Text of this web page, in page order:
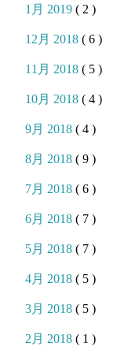
1月 2019( 2 )
12月 2018( 6 )
11月 2018( 5 )
10月 2018( 4 )
9月 2018( 4 )
8月 2018( 9 )
7月 2018( 6 )
6月 2018( 7 )
5月 2018( 7 )
4月 2018( 5 )
3月 2018( 5 )
2月 2018( 1 )